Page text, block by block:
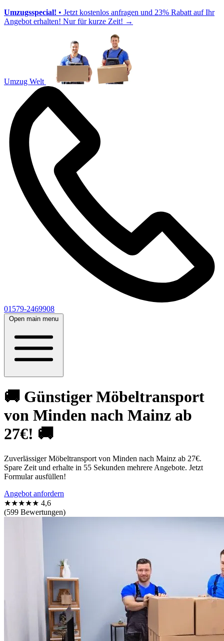
Umzugsspecial! • Jetzt kostenlos anfragen und 23% Rabatt auf Ihr
Angebot erhalten! Nur für kurze Zeit! →
Umzug Welt
01579-2469908
Open main menu
🚚 Günstiger Möbeltransport
von Minden nach Mainz ab
27€! 🚚
Zuverlässiger Möbeltransport von Minden nach Mainz ab 27€.
Spare Zeit und erhalte in 55 Sekunden mehrere Angebote. Jetzt
Formular ausfüllen!
Angebot anfordern
★★★★★ 4,6
(599 Bewertungen)